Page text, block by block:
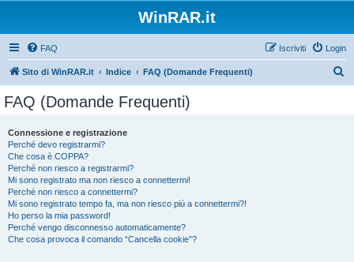
WinRAR.it
FAQ Login
Iscriviti
Sito di WinRAR.it Indice FAQ (Domande Frequenti)
FAQ (Domande Frequenti)
Connessione e registrazione
Perché devo registrarmi?
Che cosa è COPPA?
Perché non riesco a registrarmi?
Mi sono registrato ma non riesco a connettermi!
Perché non riesco a connettermi?
Mi sono registrato tempo fa, ma non riesco più a connettermi?!
Ho perso la mia password!
Perché vengo disconnesso automaticamente?
Che cosa provoca il comando “Cancella cookie”?